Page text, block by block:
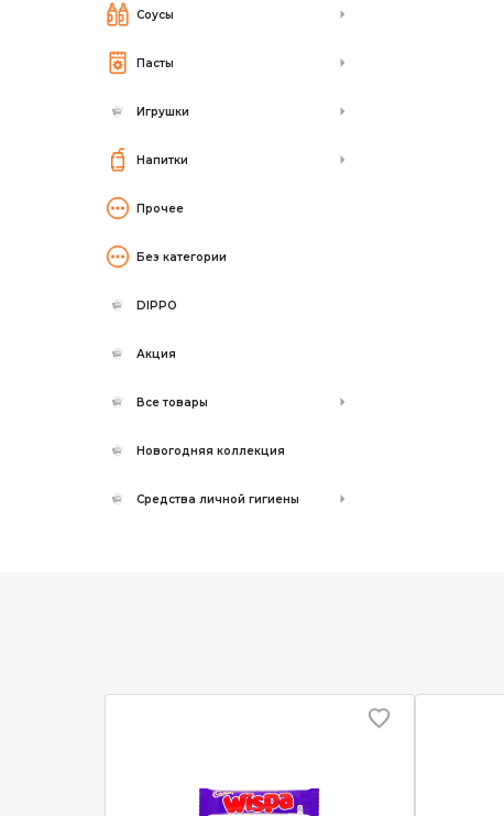
Соусы
Пасты
Игрушки
Напитки
Прочее
Без категории
DIPPO
Акция
Все товары
Новогодняя коллекция
Средства личной гигиены